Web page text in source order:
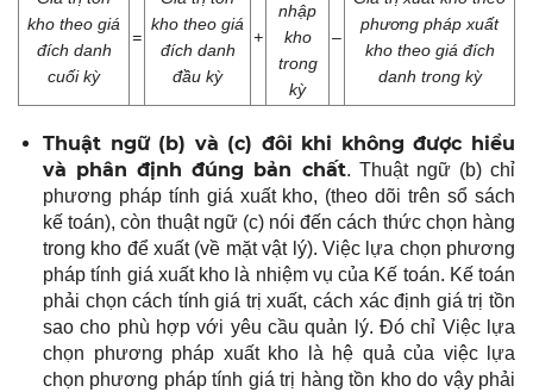
kho theo giá
đích danh
cuối kỳ
=
kho theo giá
đích danh
đầu kỳ
+
nhập
kho
trong
kỳ
–
phương pháp xuất
kho theo giá đích
danh trong kỳ
Thuật ngữ (b) và (c) đôi khi không được hiểu
và phân định đúng bản chất. Thuật ngữ (b) chỉ
phương pháp tính giá xuất kho, (theo dõi trên sổ sách
kế toán), còn thuật ngữ (c) nói đến cách thức chọn hàng
trong kho để xuất (về mặt vật lý). Việc lựa chọn phương
pháp tính giá xuất kho là nhiệm vụ của Kế toán. Kế toán
phải chọn cách tính giá trị xuất, cách xác định giá trị tồn
sao cho phù hợp với yêu cầu quản lý. Đó chỉ Việc lựa
chọn phương pháp xuất kho là hệ quả của việc lựa
chọn phương pháp tính giá trị hàng tồn kho do vậy phải